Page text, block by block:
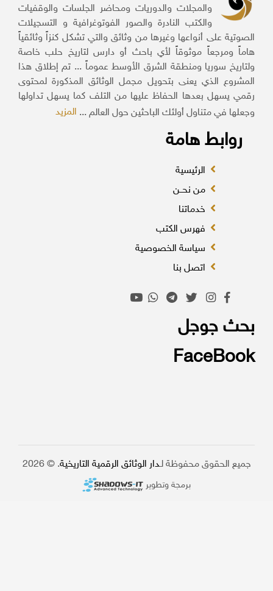
والمجلات والدوريات ومحاضر الجلسات والوقفيات
والكتب النادرة والصور الفوتوغرافية و التسجيلات
الصوتية على أنواعها وغيرها من وثائق والتي تشكل كنزاً وثائقياً
هاماً ومرجعاً موثوقاً لأي باحث أو دارس لتاريخ حلب خاصة
ولتاريخ سوريا ومنطقة الشرق الأوسط عموماً ... تم إطلاق هذا
المشروع الذي يعنى بتحويل مجمل الوثائق المذكورة لمحتوى
رقمي يسهل بعدها الحفاظ عليها من التلف كما يسهل تداولها
وجعلها في متناول أولئك الباحثين حول العالم ...المزيد
روابط هامة
الرئيسية
من نحــن
خدماتنا
فهرس الكتب
سياسة الخصوصية
اتصل بنا
بحث جوجل
FaceBook
جميع الحقوق محفوظة لـ دار الوثائق الرقمية التاريخية. © 2026
برمجة وتطوير